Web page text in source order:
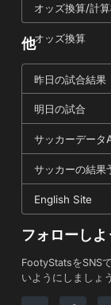
オッズ換算/計
オッズ換算
他
昨日の試合結果
明日の試合
サッカーデータ
サッカーの結果
English Site
フォローしよ
FootyStatsをSNS
いようにしましょう